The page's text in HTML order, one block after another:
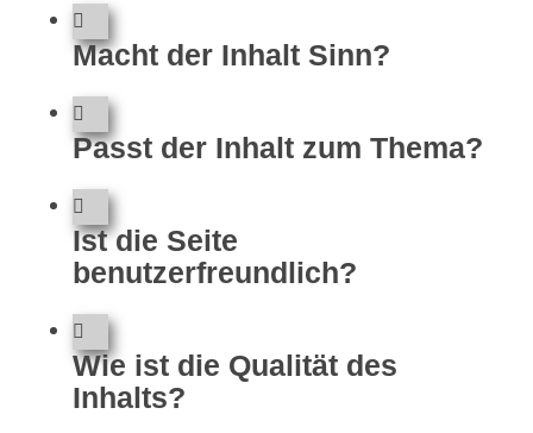
Macht der Inhalt Sinn?
Passt der Inhalt zum Thema?
Ist die Seite
benutzerfreundlich?
Wie ist die Qualität des
Inhalts?